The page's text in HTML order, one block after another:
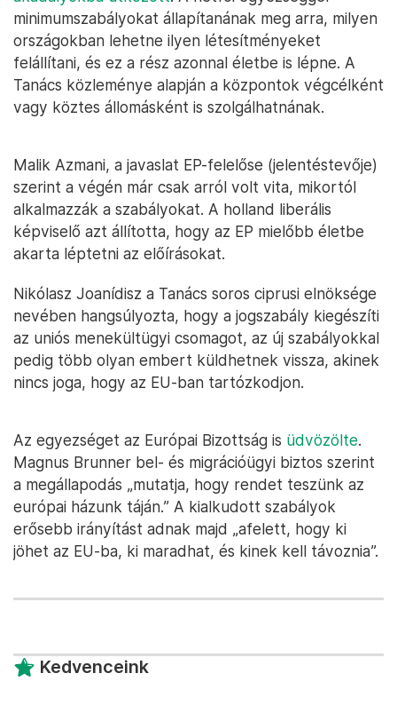
minimumszabályokat állapítanának meg arra, milyen
országokban lehetne ilyen létesítményeket
felállítani, és ez a rész azonnal életbe is lépne. A
Tanács közleménye alapján a központok végcélként
vagy köztes állomásként is szolgálhatnának.
Malik Azmani, a javaslat EP-felelőse (jelentéstevője)
szerint a végén már csak arról volt vita, mikortól
alkalmazzák a szabályokat. A holland liberális
képviselő azt állította, hogy az EP mielőbb életbe
akarta léptetni az előírásokat.
Nikólasz Joanídisz a Tanács soros ciprusi elnöksége
nevében hangsúlyozta, hogy a jogszabály kiegészíti
az uniós menekültügyi csomagot, az új szabályokkal
pedig több olyan embert küldhetnek vissza, akinek
nincs joga, hogy az EU-ban tartózkodjon.
Az egyezséget az Európai Bizottság is üdvözölte.
Magnus Brunner bel- és migrációügyi biztos szerint
a megállapodás „mutatja, hogy rendet teszünk az
európai házunk táján.” A kialkudott szabályok
erősebb irányítást adnak majd „afelett, hogy ki
jöhet az EU-ba, ki maradhat, és kinek kell távoznia”.
Kedvenceink